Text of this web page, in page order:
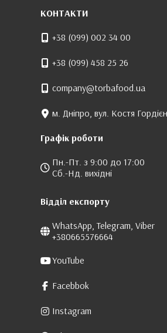
КОНТАКТИ
+38 (099) 002 34 00
+38 (099) 458 25 26
company@torbafood.ua
м. Дніпро, вул. Костя
Графік роботи
Пн.-Пт. з 9:00 до 17:00
Сб.-Нд. вихідні
Відділ експорту
WhatsApp, Telegram, Viber
+380665576664
YouTube
Facebbok
Instagram